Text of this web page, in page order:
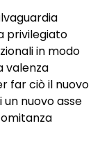
privilegiato
in modo
valenza
far ciò il nuovo
nuovo asse